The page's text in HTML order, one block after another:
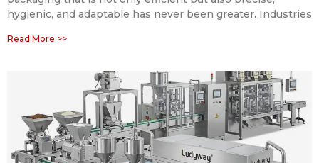
hygienic, and adaptable has never been greater. Industries
Read More >>